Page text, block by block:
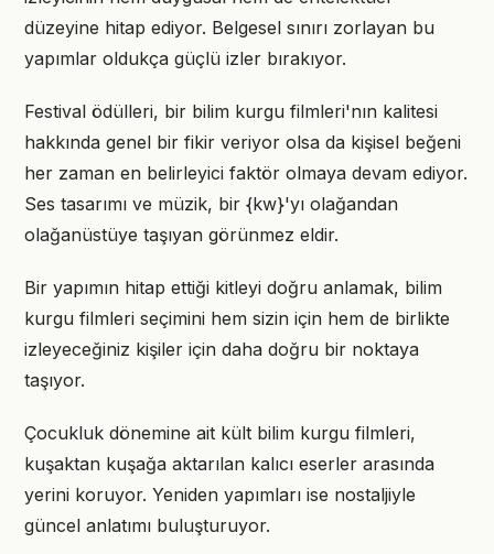
düzeyine hitap ediyor. Belgesel sınırı zorlayan bu
yapımlar oldukça güçlü izler bırakıyor.
Festival ödülleri, bir bilim kurgu filmleri'nın kalitesi
hakkında genel bir fikir veriyor olsa da kişisel beğeni
her zaman en belirleyici faktör olmaya devam ediyor.
Ses tasarımı ve müzik, bir {kw}'yı olağandan
olağanüstüye taşıyan görünmez eldir.
Bir yapımın hitap ettiği kitleyi doğru anlamak, bilim
kurgu filmleri seçimini hem sizin için hem de birlikte
izleyeceğiniz kişiler için daha doğru bir noktaya
taşıyor.
Çocukluk dönemine ait kült bilim kurgu filmleri,
kuşaktan kuşağa aktarılan kalıcı eserler arasında
yerini koruyor. Yeniden yapımları ise nostaljiyle
güncel anlatımı buluşturuyor.